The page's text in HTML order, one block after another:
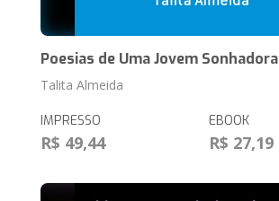
Poesias de Uma Jovem Sonhadora
Talita Almeida
IMPRESSO
R$ 49,44
EBOOK
R$ 27,19